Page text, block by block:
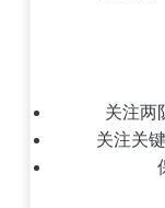
关注两
关注关